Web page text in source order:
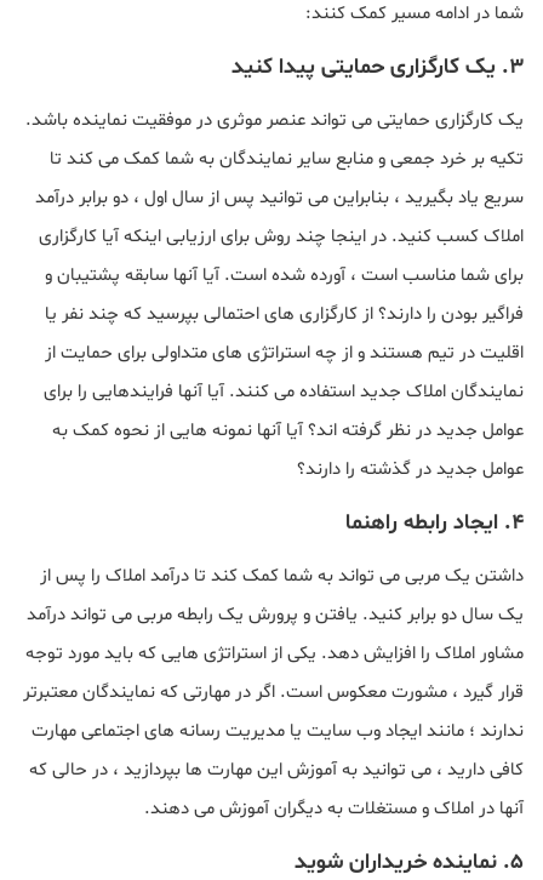
شما در ادامه مسیر کمک کنند:
۳. یک کارگزاری حمایتی پیدا کنید
یک کارگزاری حمایتی می تواند عنصر موثری در موفقیت نماینده باشد.
تکیه بر خرد جمعی و منابع سایر نمایندگان به شما کمک می کند تا
سریع یاد بگیرید ، بنابراین می توانید پس از سال اول ، دو برابر درآمد
املاک کسب کنید. در اینجا چند روش برای ارزیابی اینکه آیا کارگزاری
برای شما مناسب است ، آورده شده است. آیا آنها سابقه پشتیبان و
فراگیر بودن را دارند؟ از کارگزاری های احتمالی بپرسید که چند نفر یا
اقلیت در تیم هستند و از چه استراتژی های متداولی برای حمایت از
نمایندگان املاک جدید استفاده می کنند. آیا آنها فرایندهایی را برای
عوامل جدید در نظر گرفته اند؟ آیا آنها نمونه هایی از نحوه کمک به
عوامل جدید در گذشته را دارند؟
۴. ایجاد رابطه راهنما
داشتن یک مربی می تواند به شما کمک کند تا درآمد املاک را پس از
یک سال دو برابر کنید. یافتن و پرورش یک رابطه مربی می تواند درآمد
مشاور املاک را افزایش دهد. یکی از استراتژی هایی که باید مورد توجه
قرار گیرد ، مشورت معکوس است. اگر در مهارتی که نمایندگان معتبرتر
ندارند ؛ مانند ایجاد وب سایت یا مدیریت رسانه های اجتماعی مهارت
کافی دارید ، می توانید به آموزش این مهارت ها بپردازید ، در حالی که
آنها در املاک و مستغلات به دیگران آموزش می دهند.
۵. نماینده خریداران شوید